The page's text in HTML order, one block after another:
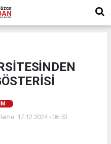
17.12.2024 - 06:53